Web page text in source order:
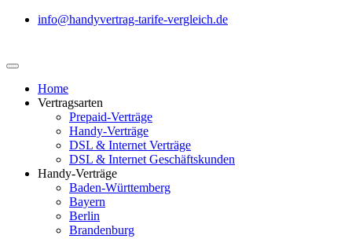
info@handyvertrag-tarife-vergleich.de
Home
Vertragsarten
Prepaid-Verträge
Handy-Verträge
DSL & Internet Verträge
DSL & Internet Geschäftskunden
Handy-Verträge
Baden-Württemberg
Bayern
Berlin
Brandenburg